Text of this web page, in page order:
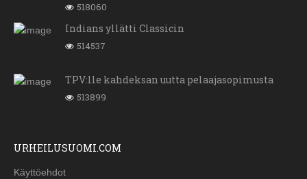
518060
Indians yllätti Classicin
514537
TPV:lle kahdeksan uutta pelaajasopimusta
513899
URHEILUSUOMI.COM
Käyttöehdot